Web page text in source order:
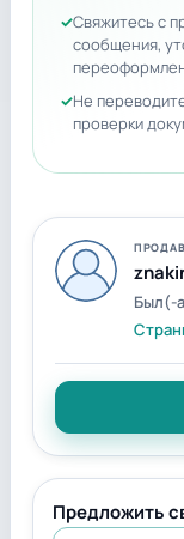
Свяжитесь с
сообщения,
Не
проверки
Был(-
Предложить